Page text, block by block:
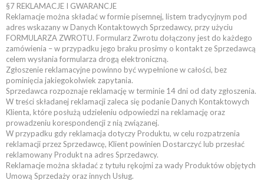
§7 REKLAMACJE I GWARANCJE
Reklamacje można składać w formie pisemnej, listem tradycyjnym pod
adres wskazany w Danych Kontaktowych Sprzedawcy, przy użyciu
FORMULARZA ZWROTU. Formularz Zwrotu dołączony jest do każdego
zamówienia – w przypadku jego braku prosimy o kontakt ze Sprzedawcą
celem wysłania formularza drogą elektroniczną.
Zgłoszenie reklamacyjne powinno być wypełnione w całości, bez
pominięcia jakiegokolwiek zapytania.
Sprzedawca rozpoznaje reklamację w terminie 14 dni od daty zgłoszenia.
W treści składanej reklamacji zaleca się podanie Danych Kontaktowych
Klienta, które posłużą udzieleniu odpowiedzi na reklamację oraz
prowadzeniu korespondencji z nią związanej.
W przypadku gdy reklamacja dotyczy Produktu, w celu rozpatrzenia
reklamacji przez Sprzedawcę, Klient powinien Dostarczyć lub przesłać
reklamowany Produkt na adres Sprzedawcy.
Reklamacje można składać z tytułu rękojmi za wady Produktów objętych
Umową Sprzedaży oraz innych Usług.